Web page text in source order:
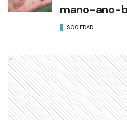
mano-ano-
SOCIEDAD
Ads